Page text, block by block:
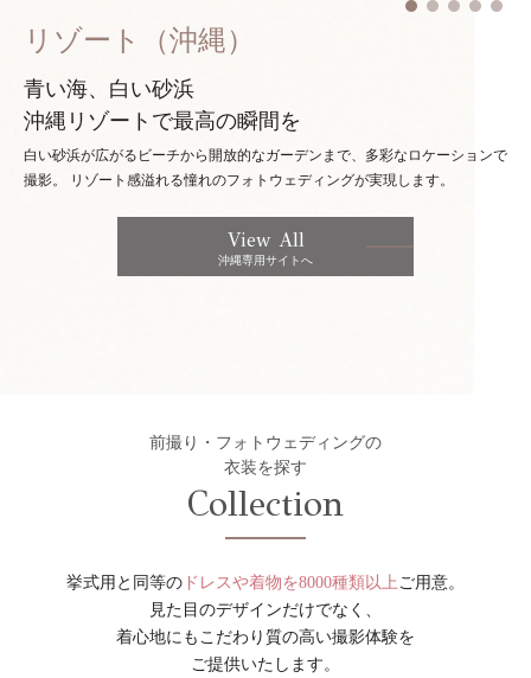
リゾート（沖縄）
青い海、白い砂浜
沖縄リゾートで最高の瞬間を
白い砂浜が広がるビーチから開放的なガーデンまで、多彩なロケーションで
撮影。
リゾート感溢れる憧れのフォトウェディングが実現します。
View All
沖縄専用サイトへ
前撮り・フォトウェディングの
衣装を探す
Collection
挙式用と同等の ドレスや着物を8000種類以上 ご用意。
見た目のデザインだけでなく、
着心地にもこだわり質の高い撮影体験を
ご提供いたします。